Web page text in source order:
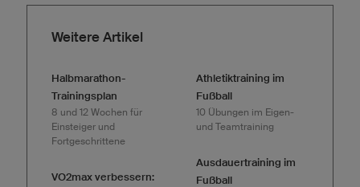
Weitere Artikel
Halbmarathon-
Trainingsplan
8 und 12 Wochen für
Einsteiger und
Fortgeschrittene
VO2max verbessern:
Athletiktraining im
Fußball
10 Übungen im Eigen-
und Teamtraining
Ausdauertraining im
Fußball